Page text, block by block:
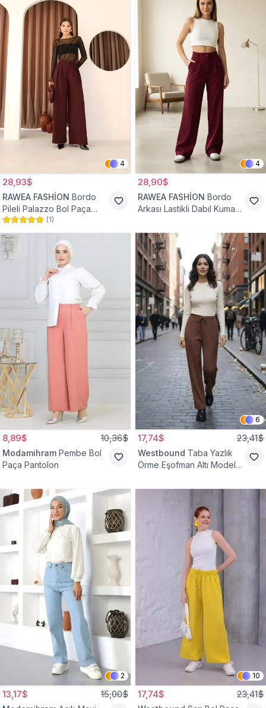
4
28,93$
RAWEA FASHİON Bordo
Pileli Palazzo Bol Paça
Yüksek Bel Tesettür
Pantolon
(1)
4
28,90$
RAWEA FASHİON Bordo
Arkası Lastikli Dabıl Kumaş
8,89$ 10,36$
Modamihram Pembe Bol
Paça Pantolon
6
17,74$ 23,41$
Westbound Taba Yazlık
Örme Eşofman Altı Model
2
13,17$ 15,00$
10
17,74$ 23,41$